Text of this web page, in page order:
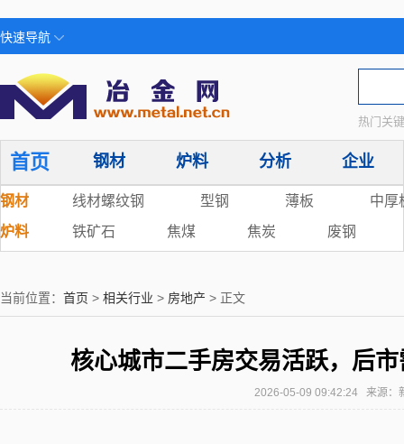
快速导航
热门关
首页 钢材 炉料 分析 企业
钢材 线材螺纹钢 型钢 薄板
中厚
炉料
铁矿石 焦煤 焦炭 废钢
当前位置： 首页 > 相关行业 > 房地产 > 正文
核心城市二手房交易活跃，后
2026-05-09 09:42:24 来源